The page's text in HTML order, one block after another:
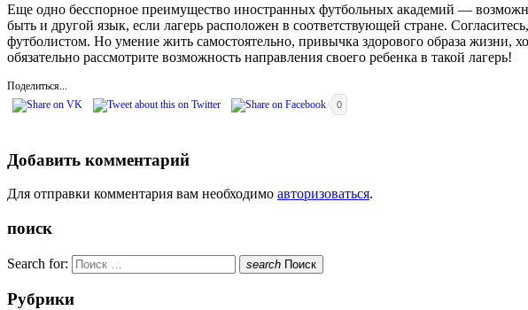
Еще одно бесспорное преимущество иностранных футбольных академий —
быть и другой язык, если лагерь расположен в соответствующей стране.
футболистом. Но умение жить самостоятельно, привычка здорового образа жизни,
обязательно рассмотрите возможность направления своего ребенка в такой лагерь!
Поделиться...
0
Добавить комментарий
Для отправки комментария вам необходимо авторизоваться.
поиск
Search for: search Поиск
Рубрики